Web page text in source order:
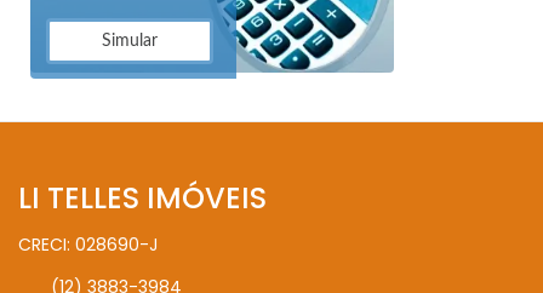
Simular
LI TELLES IMÓVEIS
CRECI: 028690-J
(12) 3883-3984